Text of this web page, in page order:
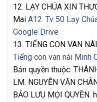
12. LẠY CHÚA XIN
Mai A12. Tv 50 Lạy
Google Drive
13. TIẾNG CON VAN
Tiếng con van nài Minh
Bản quyền thuộc:
LM. NGUYỄN VĂN CHÂN
BẢO LƯU MỌI